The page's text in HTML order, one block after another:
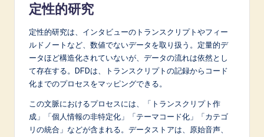
定性的研究
定性的研究は、インタビューのトランスクリプトやフィー
ルドノートなど、数値でないデータを取り扱う。定量的デ
ータほど構造化されていないが、データの流れは依然とし
て存在する。DFDは、トランスクリプトの記録からコード
化までのプロセスをマッピングできる。
この文脈におけるプロセスには、「トランスクリプト作
成」「個人情報の非特定化」「テーマコード化」「カテゴ
リの統合」などが含まれる。データストアは、原始音声、